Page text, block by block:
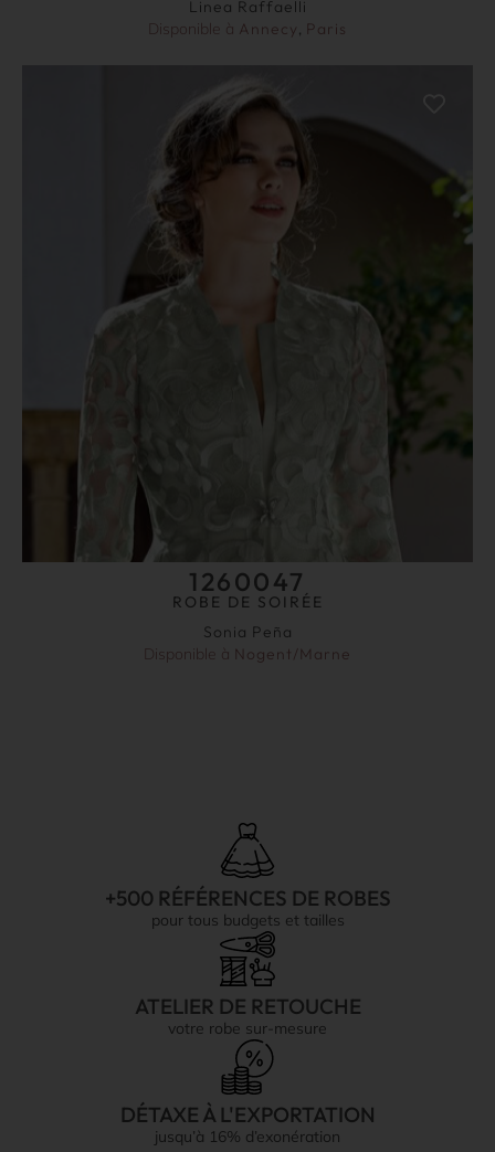
Linea Raffaelli
Disponible à Annecy, Paris
1260047
ROBE DE SOIRÉE
Sonia Peña
Disponible à Nogent/Marne
+500 RÉFÉRENCES DE ROBES
pour tous budgets et tailles
ATELIER DE RETOUCHE
votre robe sur-mesure
DÉTAXE À L'EXPORTATION
jusqu’à 16% d’exonération